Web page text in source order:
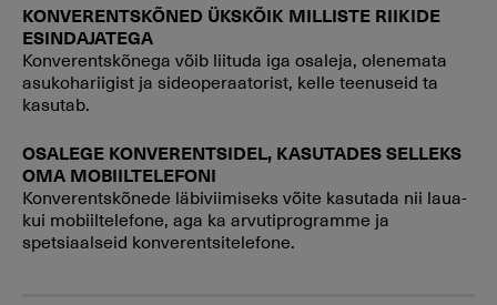
KONVERENTSKÕNED ÜKSKÕIK MILLISTE RIIKIDE
ESINDAJATEGA
Konverentskõnega võib liituda iga osaleja, olenemata
asukohariigist ja sideoperaatorist, kelle teenuseid ta
kasutab.
OSALEGE KONVERENTSIDEL, KASUTADES SELLEKS
OMA MOBIILTELEFONI
Konverentskõnede läbiviimiseks võite kasutada nii laua-
kui mobiiltelefone, aga ka arvutiprogramme ja
spetsiaalseid konverentsitelefone.